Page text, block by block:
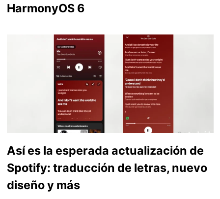
HarmonyOS 6
Así es la esperada actualización de
Spotify: traducción de letras, nuevo
diseño y más